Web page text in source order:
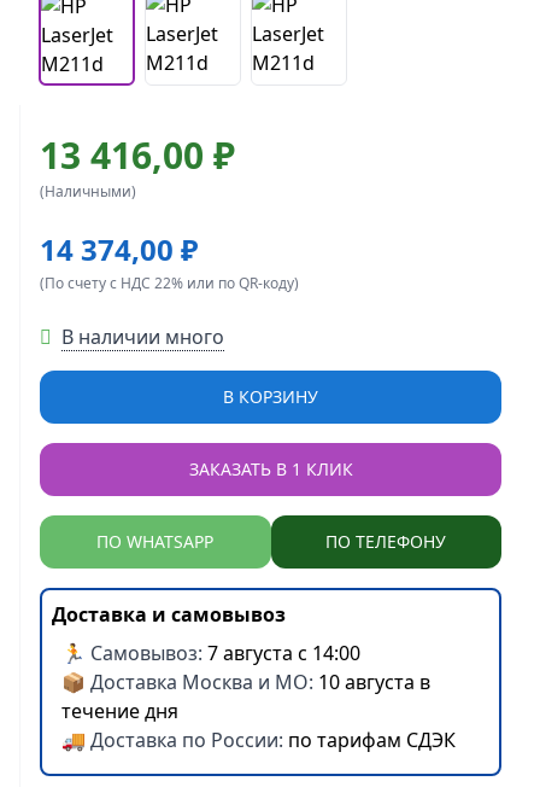
13 416,00 ₽
(Наличными)
14 374,00 ₽
(По счету с НДС 22% или по QR-коду)
В наличии много
В КОРЗИНУ
ЗАКАЗАТЬ В 1 КЛИК
ПО WHATSAPP ПО ТЕЛЕФОНУ
Доставка и самовывоз
🏃 Самовывоз: 7 августа с 14:00
📦 Доставка Москва и МО: 10 августа в
течение дня
🚚 Доставка по России: по тарифам СДЭК